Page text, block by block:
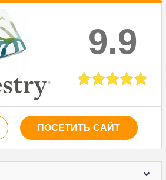
9.9
ПОСЕТИТЬ САЙТ